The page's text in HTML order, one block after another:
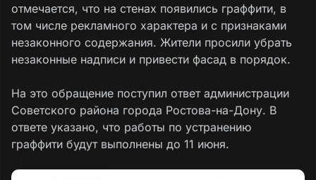
отмечается, что на стенах появились граффити, в
том числе рекламного характера и с признаками
незаконного содержания. Жители просили убрать
незаконные надписи и привести фасад в порядок.
На это обращение поступил ответ администрации
Советского района города Ростова-на-Дону. В
ответе указано, что работы по устранению
граффити будут выполнены до 11 июня.